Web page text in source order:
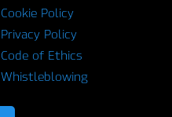
Cookie Policy
Privacy Policy
Code of Ethics
Whistleblowing